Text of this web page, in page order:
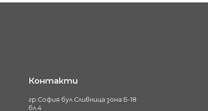
Контакти
гр.София бул.Сливница зона Б-18
бл.4